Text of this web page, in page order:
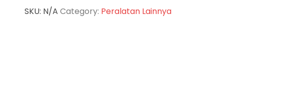
SKU: N/A Category: Peralatan Lainnya